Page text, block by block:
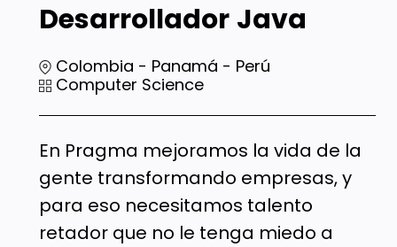
Desarrollador Java
Colombia - Panamá - Perú
Computer Science
En Pragma mejoramos la vida de la
gente transformando empresas, y
para eso necesitamos talento
retador que no le tenga miedo a